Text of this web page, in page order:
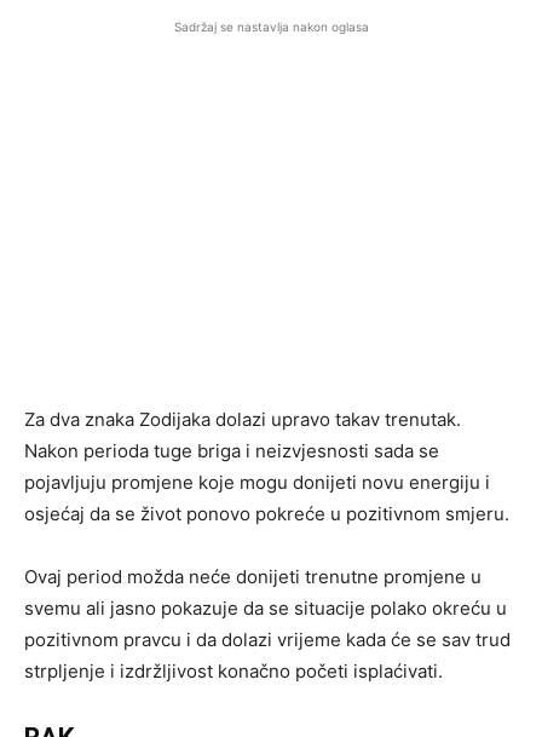
Sadržaj se nastavlja nakon oglasa
Za dva znaka Zodijaka dolazi upravo takav trenutak.
Nakon perioda tuge briga i neizvjesnosti sada se
pojavljuju promjene koje mogu donijeti novu energiju i
osjećaj da se život ponovo pokreće u pozitivnom smjeru.
Ovaj period možda neće donijeti trenutne promjene u
svemu ali jasno pokazuje da se situacije polako okreću u
pozitivnom pravcu i da dolazi vrijeme kada će se sav trud
strpljenje i izdržljivost konačno početi isplaćivati.